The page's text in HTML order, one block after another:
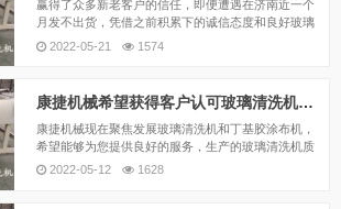
赢得了众多新老客户的信任，即便遭遇在济南近一个
月发不出货，凭借之前积累下的诚信态度和良好玻璃
清洗机和丁基胶涂布机的做工，还是有很多客户原意
2022-05-21 1574
康捷机械希望获得客户认可玻璃清洗机和丁基胶涂布机
康捷机械现在聚焦发展玻璃清洗机和丁基胶涂布机，
希望能够为您提供良好的服务，生产的玻璃清洗机质
优价廉，希望获得您的认可！只要您有需求，我们在
2022-05-12 1628